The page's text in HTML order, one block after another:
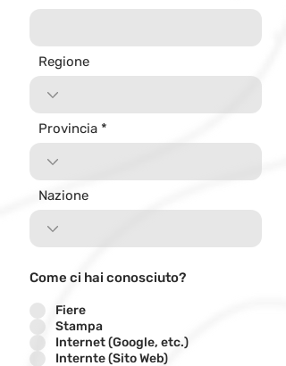
Regione
Provincia
Nazione
Come ci hai conosciuto?
Fiere
Stampa
Internet (Google, etc.)
Internte (Sito Web)